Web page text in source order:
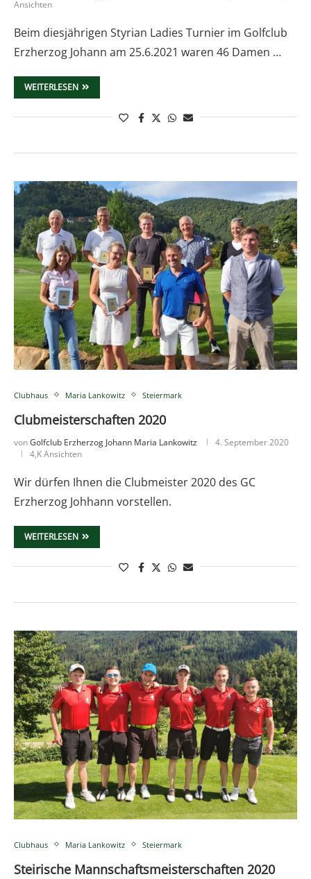
Ansichten
Beim diesjährigen Styrian Ladies Turnier im Golfclub
Erzherzog Johann am 25.6.2021 waren 46 Damen …
WEITERLESEN
Clubhaus Maria Lankowitz Steiermark
Clubmeisterschaften 2020
vonGolfclub Erzherzog Johann Maria Lankowitz
4. September 2020
4,K Ansichten
Wir dürfen Ihnen die Clubmeister 2020 des GC
Erzherzog Johhann vorstellen.
WEITERLESEN
Clubhaus Maria Lankowitz Steiermark
Steirische Mannschaftsmeisterschaften 2020